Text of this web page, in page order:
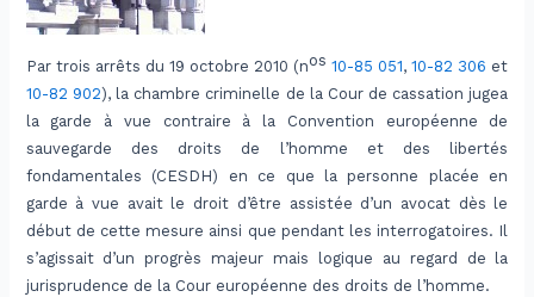
Par trois arrêts du 19 octobre 2010 (nos 10-85 051,10-82 306 et
10-82 902), la chambre criminelle de la Cour de cassation jugea
la garde à vue contraire à la Convention européenne de
sauvegarde des droits de l’homme et des libertés
fondamentales (CESDH) en ce que la personne placée en
garde à vue avait le droit d’être assistée d’un avocat dès le
début de cette mesure ainsi que pendant les interrogatoires. Il
s’agissait d’un progrès majeur mais logique au regard de la
jurisprudence de la Cour européenne des droits de l’homme.